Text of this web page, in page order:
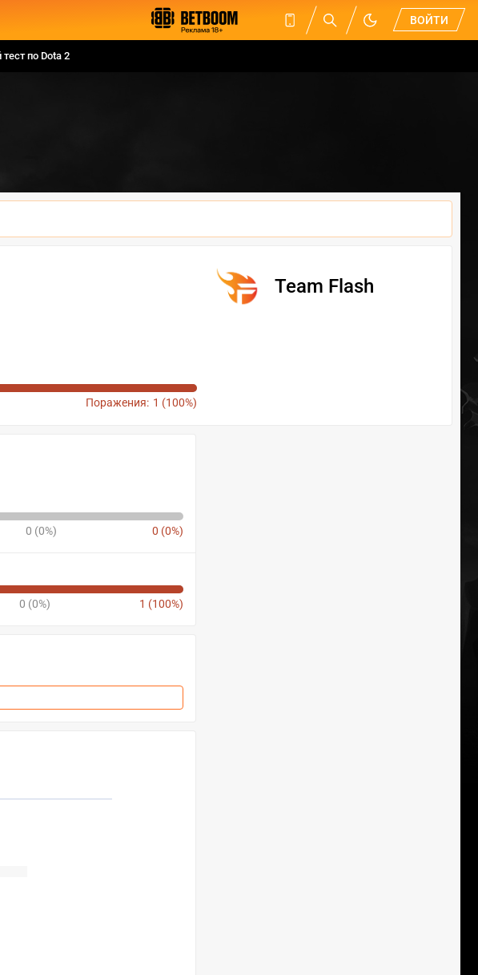
ВОЙТИ
по Dota 2
Поражения: 1 (100%)
Team Flash
0 (0%) 0 (0%)
0 (0%) 1 (100%)